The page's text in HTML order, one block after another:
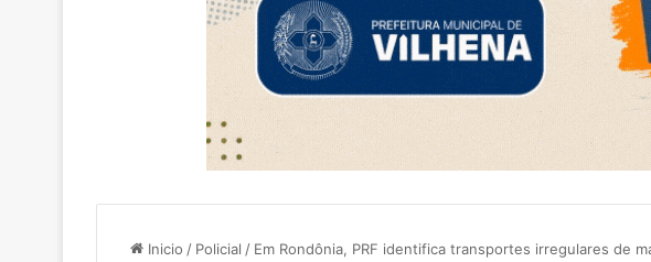
Inicio / Policial / Em Rondônia, PRF identifica transportes irregulares de